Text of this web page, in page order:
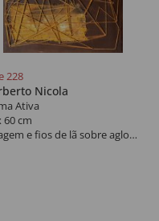
228
Nicola
Ativa
60 cm
Colagem e fios de lã sobre aglomerado